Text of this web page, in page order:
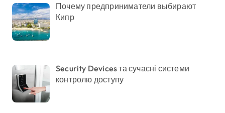
Почему предприниматели выбирают
Кипр
Security Devices та сучасні системи
контролю доступу